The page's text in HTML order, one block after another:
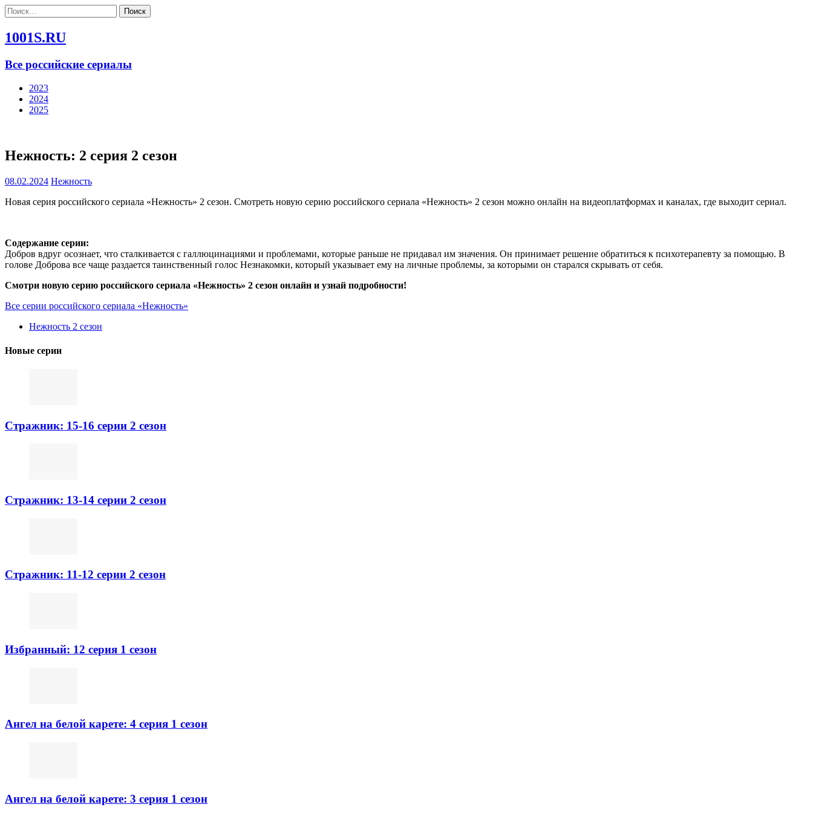
Найти:
1001S.RU
Все российские сериалы
2023
2024
2025
Нежность: 2 серия 2 сезон
08.02.2024 Нежность
Новая серия российского сериала «Нежность» 2 сезон. Смотреть новую серию российского сериала «Нежность» 2 сезон можно онлайн на видеоплатформах и каналах, где выходит сериал.
Содержание серии:
Добров вдруг осознает, что сталкивается с галлюцинациями и проблемами, которые раньше не придавал им значения. Он принимает решение обратиться к психотерапевту за помощью. В
голове Доброва все чаще раздается таинственный голос Незнакомки, который указывает ему на личные проблемы, за которыми он старался скрывать от себя.
Смотри новую серию российского сериала «Нежность» 2 сезон онлайн и узнай подробности!
Все серии российского сериала «Нежность»
Нежность 2 сезон
Новые серии
Стражник: 15-16 серии 2 сезон
Стражник: 13-14 серии 2 сезон
Стражник: 11-12 серии 2 сезон
Избранный: 12 серия 1 сезон
Ангел на белой карете: 4 серия 1 сезон
Ангел на белой карете: 3 серия 1 сезон